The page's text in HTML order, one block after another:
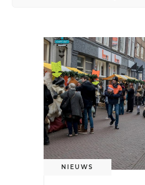
NIEUWS